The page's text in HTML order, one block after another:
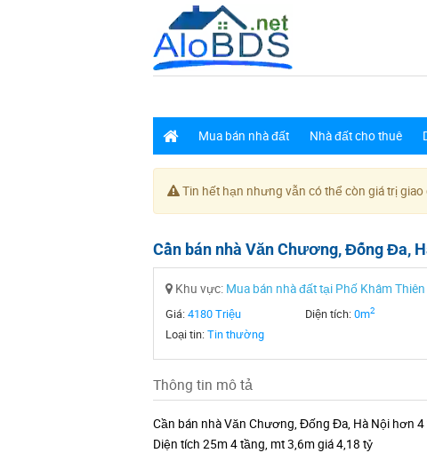
Mua bán nhà đất Nhà đất cho thuê
Tin hết hạn nhưng vẫn có thể còn giá trị giao
Cần bán nhà Văn Chương, Đống Đa,
Khu vực: Mua bán nhà đất tại Phố Khâm Thiên
Giá:4180 Triệu Diện tích:0m2
Loại tin:Tin thường
Thông tin mô tả
Cần bán nhà Văn Chương, Đống Đa, Hà Nội hơn 4
Diện tích 25m 4 tầng, mt 3,6m giá 4,18 tỷ